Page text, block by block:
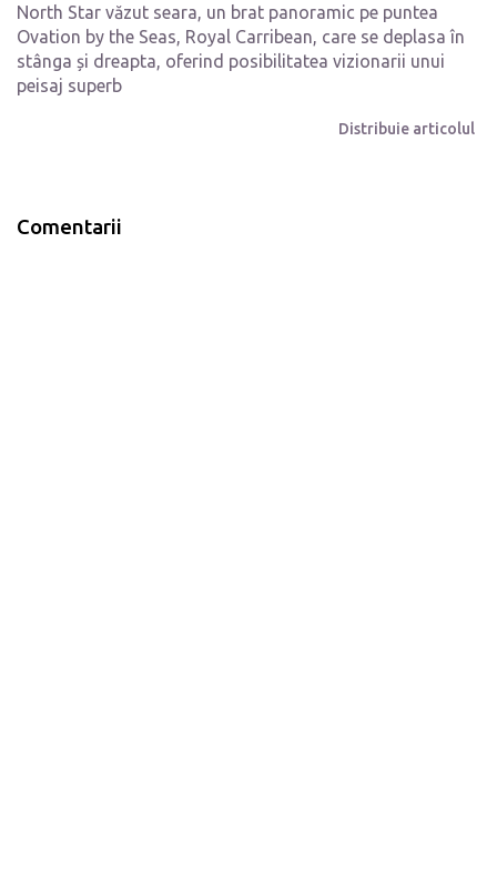
North Star văzut seara, un brat panoramic pe puntea
Ovation by the Seas, Royal Carribean, care se deplasa în
stânga și dreapta, oferind posibilitatea vizionarii unui
peisaj superb
Distribuie articolul
Comentarii